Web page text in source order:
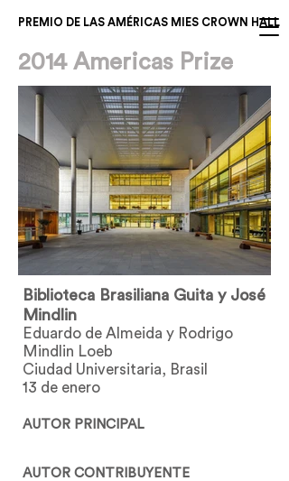
PREMIO DE LAS AMÉRICAS MIES CROWN HALL
2014 Americas Prize
Biblioteca Brasiliana Guita y José
Mindlin
Eduardo de Almeida y Rodrigo
Mindlin Loeb
Ciudad Universitaria, Brasil
13 de enero
AUTOR PRINCIPAL
AUTOR CONTRIBUYENTE